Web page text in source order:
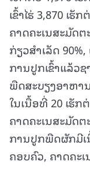
ເຂົ້າໄຮ່ 3,870 ເຮັ
ຄາດຄະເນສະມັດ
ກ່ຽວສໍາເລັດ
ການປູກເຂົ້າແລ້ວ
ພືດສະບຽງອາຫາ
ໃນເນື້ອທີ່ 20 ເຮັກ
ຄາດຄະເນສະມັດ
ການປູກພືດຜັກມີເ
ຄອບຄົວ, ຄາດຄະ